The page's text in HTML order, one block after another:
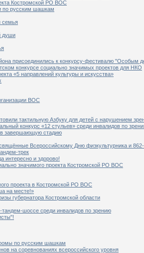
Костромской РО ВОС
по русским шашкам
семья
души
присоединились к конкурсу-фестивалю "Особым
конкурсе социально значимых проектов для НКО
«5 направлений культуры и искусства»
ВОС
тактильную Азбуку для детей с нарушением
конкурс «12 стульев» среди инвалидов по
в завершающую стадию
Всероссийскому Дню физкультурника и
трек
интересно и здорово!
значимого проекта Костромской РО ВОС
проекта в Костромской РО ВОС
на месте!»
губернатора Костромской области
тандем-шоссе среди инвалидов по зрению
по русским шашкам
на соревнованиях всероссийского уровня